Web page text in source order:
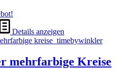
Details anzeigen
mehrfarbige Kreise